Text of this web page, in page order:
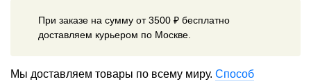
При заказе на сумму от 3500 ₽ бесплатно
доставляем курьером по Москве.
Мы доставляем товары по всему миру. Способ